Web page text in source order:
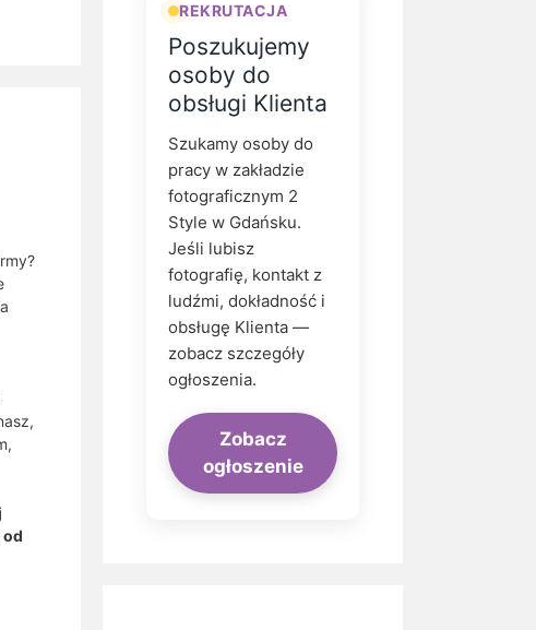
REKRUTACJA
Poszukujemy
osoby do
obsługi Klienta
Szukamy osoby do
pracy w zakładzie
fotograficznym 2
Style w Gdańsku.
Jeśli lubisz
fotografię, kontakt z
ludźmi, dokładność i
obsługę Klienta —
zobacz szczegóły
ogłoszenia.
Zobacz
ogłoszenie